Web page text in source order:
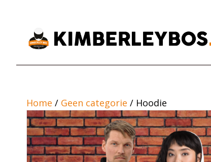
Home / Geen categorie / Hoodie